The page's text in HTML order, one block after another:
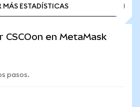
MÁS ESTADÍSTICAS
CSCOon en MetaMask
pasos.